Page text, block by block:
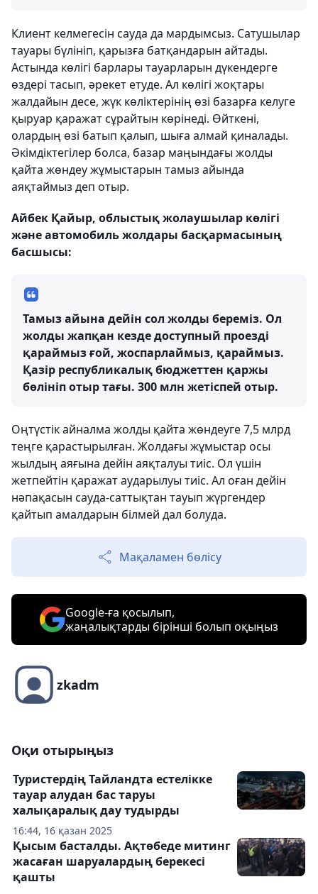
Клиент келмегесін сауда да мардымсыз. Сатушылар
тауары бүлініп, қарызға батқандарын айтады.
Астында көлігі барлары тауарларын дүкендерге
өздері тасып, әрекет етуде. Ал көлігі жоқтары
жалдайын десе, жүк көліктерінің өзі базарға келуге
қыруар қаражат сұрайтын көрінеді. Өйткені,
олардың өзі батып қалып, шыға алмай қиналады.
Әкімдіктегілер болса, базар маңындағы жолды
қайта жөндеу жұмыстарын тамыз айында
аяқтаймыз деп отыр.
Айбек Қайыр, облыстық жолаушылар көлігі
және автомобиль жолдары басқармасының
басшысы:
Тамыз айына дейін сол жолды береміз. Ол
жолды жапқан кезде доступный проезді
қараймыз ғой, жоспарлаймыз, қараймыз.
Қазір республикалық бюджеттен қаржы
бөлініп отыр тағы. 300 млн жетіспей отыр.
Оңтүстік айналма жолды қайта жөндеуге 7,5 млрд
теңге қарастырылған. Жолдағы жұмыстар осы
жылдың аяғына дейін аяқталуы тиіс. Ол үшін
жетпейтін қаражат аударылуы тиіс. Ал оған дейін
нәпақасын сауда-саттықтан тауып жүргендер
қайтып амалдарын білмей дал болуда.
Мақаламен бөлісу
Google-ға қосылып,
жаңалықтарды бірінші болып оқыңыз
zkadm
Оқи отырыңыз
16:44, 16 қазан 2025
Туристердің Тайландта естелікке
тауар алудан бас таруы
халықаралық дау тудырды
Қысым басталды. Ақтөбеде митинг
жасаған шаруалардың берекесі
қашты